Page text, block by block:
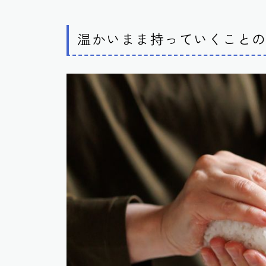
温かいまま持っていくこと